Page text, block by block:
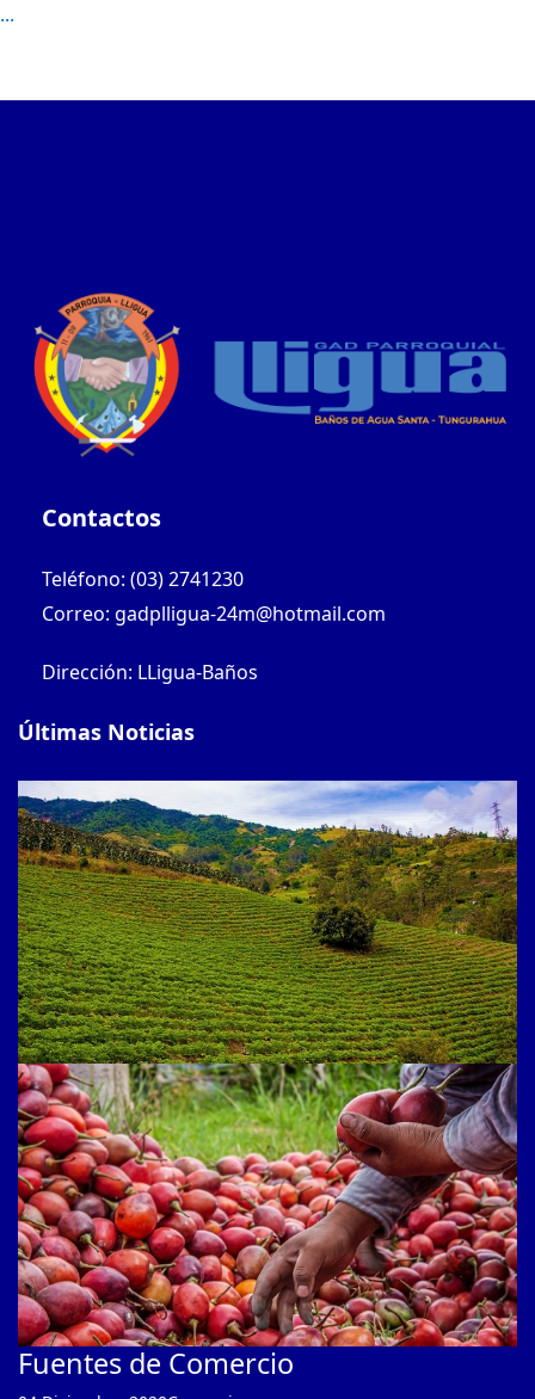
...
Contactos
Teléfono: (03) 2741230
Correo: gadplligua-24m@hotmail.com
Dirección: LLigua-Baños
Últimas Noticias
Fuentes de Comercio